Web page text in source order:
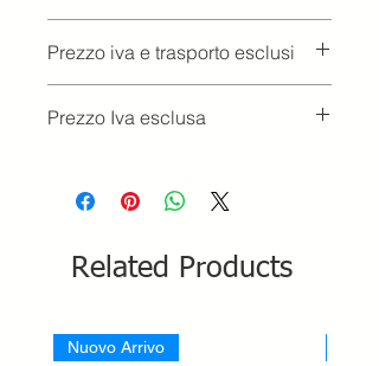
Prezzo iva e trasporto esclusi
Prezzo Iva esclusa
Related Products
Nuovo Arrivo